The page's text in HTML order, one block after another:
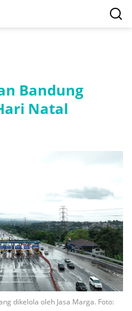
Bandung
Natal
dikelola oleh Jasa Marga. Foto: